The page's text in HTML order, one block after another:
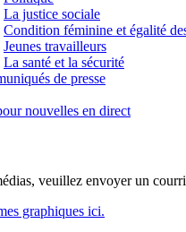
La justice sociale
Condition féminine et égalité
Jeunes travailleurs
La santé et la sécurité
de presse
nouvelles en direct
veuillez envoyer un
graphiques ici.